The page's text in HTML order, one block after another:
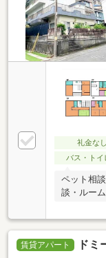
礼金なし
バス・トイ
ペット相
談・ルー
賃貸アパート ドミ